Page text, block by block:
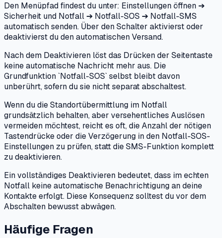
Den Menüpfad findest du unter: Einstellungen öffnen ➔
Sicherheit und Notfall ➔ Notfall-SOS ➔ Notfall-SMS
automatisch senden. Über den Schalter aktivierst oder
deaktivierst du den automatischen Versand.
Nach dem Deaktivieren löst das Drücken der Seitentaste
keine automatische Nachricht mehr aus. Die
Grundfunktion `Notfall-SOS` selbst bleibt davon
unberührt, sofern du sie nicht separat abschaltest.
Wenn du die Standortübermittlung im Notfall
grundsätzlich behalten, aber versehentliches Auslösen
vermeiden möchtest, reicht es oft, die Anzahl der nötigen
Tastendrücke oder die Verzögerung in den Notfall-SOS-
Einstellungen zu prüfen, statt die SMS-Funktion komplett
zu deaktivieren.
Ein vollständiges Deaktivieren bedeutet, dass im echten
Notfall keine automatische Benachrichtigung an deine
Kontakte erfolgt. Diese Konsequenz solltest du vor dem
Abschalten bewusst abwägen.
Häufige Fragen